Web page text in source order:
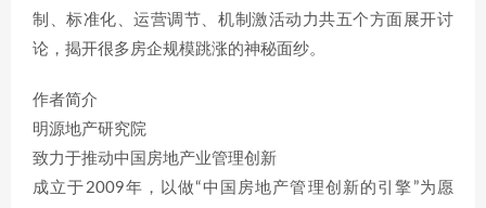
制、标准化、运营调节、机制激活动力共五个方面展开讨
论，揭开很多房企规模跳涨的神秘面纱。
作者简介
明源地产研究院
致力于推动中国房地产业管理创新
成立于2009年，以做“中国房地产管理创新的引擎”为愿